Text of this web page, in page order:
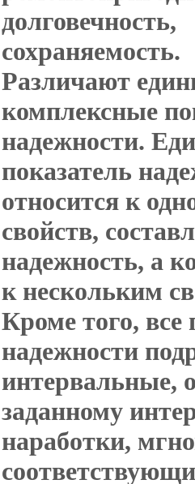
долговечность,
сохраняемость.
Различают
комплексные
надежности.
показатель
относится к
свойств,
надежность, а
к нескольким
Кроме того, все
надежности
интервальные,
заданному
наработки,